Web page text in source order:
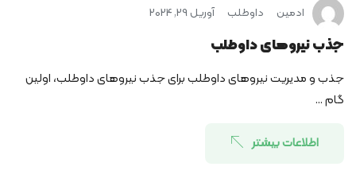
ادمین داوطلب آوریل 29, 2024
جذب نیروهای داوطلب
جذب و مدیریت نیروهای داوطلب برای جذب نیروهای داوطلب، اولین
گام ...
اطلاعات بیشتر